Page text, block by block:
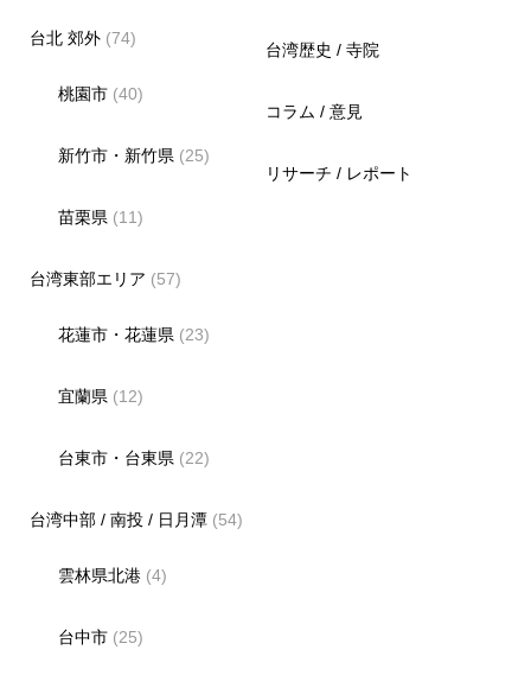
台北 郊外(74)
桃園市 (40)
新竹市・新竹県 (25)
苗栗県 (11)
台湾東部エリア (57)
花蓮市・花蓮県 (23)
宜蘭県 (12)
台東市・台東県 (22)
台湾中部 / 南投 / 日月潭(54)
雲林県北港 (4)
台中市 (25)
台湾歴史 / 寺院
コラム / 意見
リサーチ / レポート